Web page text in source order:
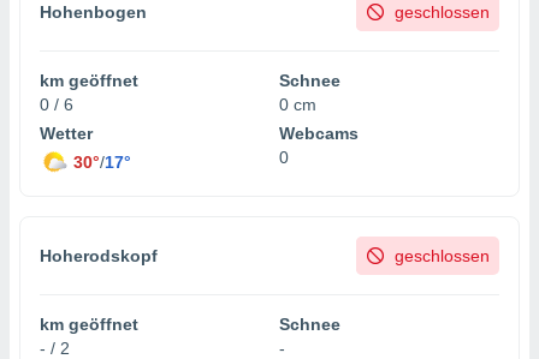
Hohenbogen geschlossen
km geöffnet
0 / 6
Schnee
0 cm
Wetter
30°/17°
Webcams
0
Hoherodskopf geschlossen
km geöffnet
- / 2
Schnee
-